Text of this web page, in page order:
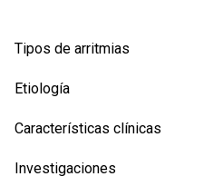
Tipos de arritmias
Etiología
Características clínicas
Investigaciones